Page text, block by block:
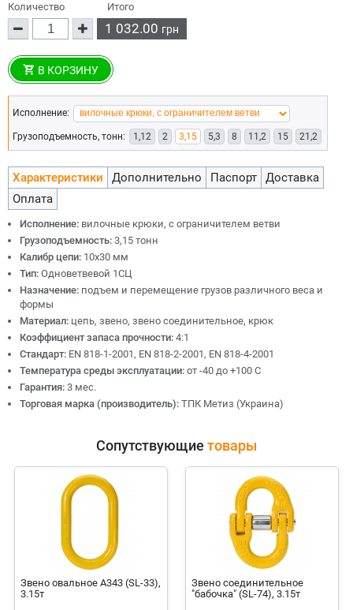
Количество Итого
1 032.00 грн
В КОРЗИНУ
Исполнение:
Грузоподъемность, тонн: 1,12 2 3,15 5,3 8 11,2 15 21,2
Характеристики Дополнительно Паспорт
Доставка
Оплата
Исполнение: вилочные крюки, с ограничителем ветви
Грузоподъемность: 3,15 тонн
Калибр цепи: 10х30 мм
Тип: Одноветвевой 1СЦ
Назначение: подъем и перемещение грузов различного веса и
формы
Материал: цепь, звено, звено соединительное, крюк
Коэффициент запаса прочности: 4:1
Стандарт: EN 818-1-2001, EN 818-2-2001, EN 818-4-2001
Температура среды эксплуатации: от -40 до +100 С
Гарантия: 3 мес.
Торговая марка (производитель): ТПК Метиз (Украина)
Сопутствующие товары
Звено овальное А343 (SL-33),
3.15т
Звено соединительное
"бабочка" (SL-74), 3.15т